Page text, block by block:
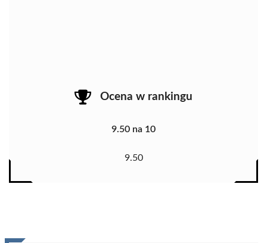
Ocena w rankingu
9.50 na 10
9.50